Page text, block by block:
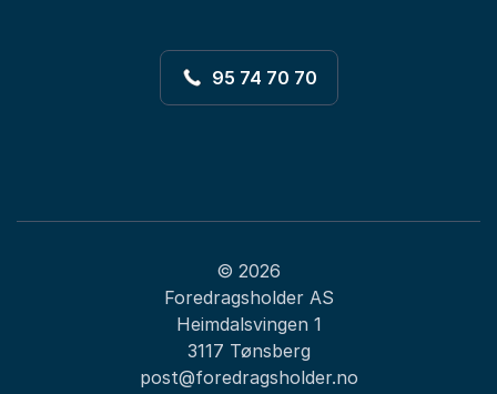
95 74 70 70
© 2026
Foredragsholder AS
Heimdalsvingen 1
3117 Tønsberg
post@foredragsholder.no